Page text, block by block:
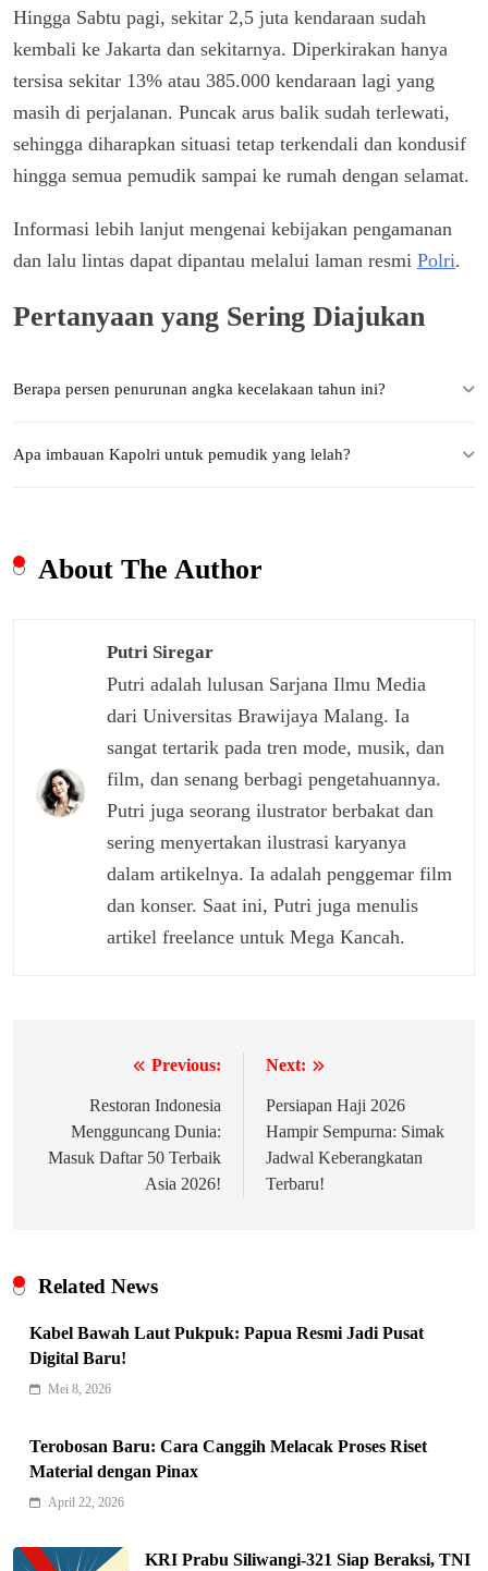
Hingga Sabtu pagi, sekitar 2,5 juta kendaraan sudah
kembali ke Jakarta dan sekitarnya. Diperkirakan hanya
tersisa sekitar 13% atau 385.000 kendaraan lagi yang
masih di perjalanan. Puncak arus balik sudah terlewati,
sehingga diharapkan situasi tetap terkendali dan kondusif
hingga semua pemudik sampai ke rumah dengan selamat.
Informasi lebih lanjut mengenai kebijakan pengamanan
dan lalu lintas dapat dipantau melalui laman resmi Polri.
Pertanyaan yang Sering Diajukan
Berapa persen penurunan angka kecelakaan tahun ini?
Apa imbauan Kapolri untuk pemudik yang lelah?
About The Author
Putri Siregar
Putri adalah lulusan Sarjana Ilmu Media
dari Universitas Brawijaya Malang. Ia
sangat tertarik pada tren mode, musik, dan
film, dan senang berbagi pengetahuannya.
Putri juga seorang ilustrator berbakat dan
sering menyertakan ilustrasi karyanya
dalam artikelnya. Ia adalah penggemar film
dan konser. Saat ini, Putri juga menulis
artikel freelance untuk Mega Kancah.
Previous:
Restoran Indonesia
Mengguncang Dunia:
Masuk Daftar 50 Terbaik
Asia 2026!
Next:
Persiapan Haji 2026
Hampir Sempurna: Simak
Jadwal Keberangkatan
Terbaru!
Related News
Kabel Bawah Laut Pukpuk: Papua Resmi Jadi Pusat
Digital Baru!
Mei 8, 2026
Terobosan Baru: Cara Canggih Melacak Proses Riset
Material dengan Pinax
April 22, 2026
KRI Prabu Siliwangi-321 Siap Beraksi, TNI